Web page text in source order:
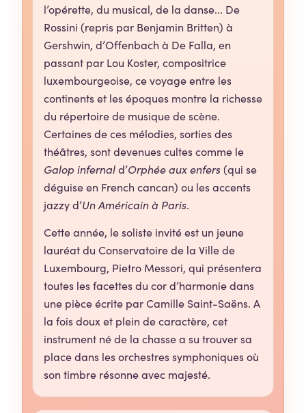
l’opérette, du musical, de la danse... De
Rossini (repris par Benjamin Britten) à
Gershwin, d’Offenbach à De Falla, en
passant par Lou Koster, compositrice
luxembourgeoise, ce voyage entre les
continents et les époques montre la richesse
du répertoire de musique de scène.
Certaines de ces mélodies, sorties des
théâtres, sont devenues cultes comme le
Galop infernald’Orphée aux enfers(qui se
déguise en French cancan) ou les accents
jazzy d’Un Américain à Paris.
Cette année, le soliste invité est un jeune
lauréat du Conservatoire de la Ville de
Luxembourg, Pietro Messori, qui présentera
toutes les facettes du cor d’harmonie dans
une pièce écrite par Camille Saint-Saëns. A
la fois doux et plein de caractère, cet
instrument né de la chasse a su trouver sa
place dans les orchestres symphoniques où
son timbre résonne avec majesté.